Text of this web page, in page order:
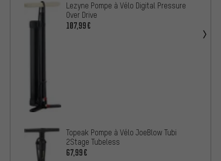
Lezyne Pompe à Vélo Digital Pressure
Over Drive
107,99€
Topeak Pompe à Vélo JoeBlow Tubi
2Stage Tubeless
67,99€